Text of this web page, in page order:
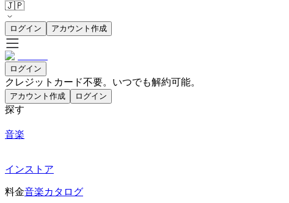
🇯🇵
ログイン アカウント作成
ログイン
クレジットカード不要。いつでも解約可能。
アカウント作成 ログイン
探す
音楽
インストア
料金音楽カタログ